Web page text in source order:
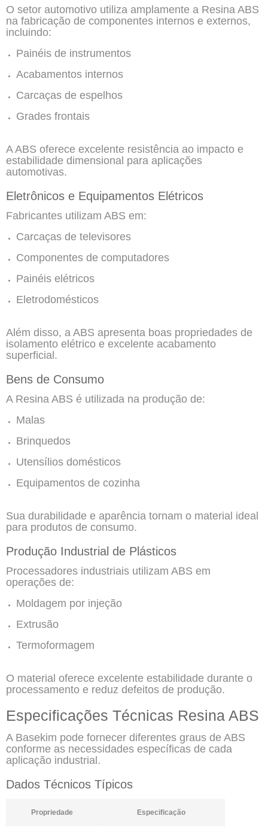
O setor automotivo utiliza amplamente a Resina ABS
na fabricação de componentes internos e externos,
incluindo:
Painéis de instrumentos
Acabamentos internos
Carcaças de espelhos
Grades frontais
A ABS oferece excelente resistência ao impacto e
estabilidade dimensional para aplicações
automotivas.
Eletrônicos e Equipamentos Elétricos
Fabricantes utilizam ABS em:
Carcaças de televisores
Componentes de computadores
Painéis elétricos
Eletrodomésticos
Além disso, a ABS apresenta boas propriedades de
isolamento elétrico e excelente acabamento
superficial.
Bens de Consumo
A Resina ABS é utilizada na produção de:
Malas
Brinquedos
Utensílios domésticos
Equipamentos de cozinha
Sua durabilidade e aparência tornam o material ideal
para produtos de consumo.
Produção Industrial de Plásticos
Processadores industriais utilizam ABS em
operações de:
Moldagem por injeção
Extrusão
Termoformagem
O material oferece excelente estabilidade durante o
processamento e reduz defeitos de produção.
Especificações Técnicas Resina ABS
A Basekim pode fornecer diferentes graus de ABS
conforme as necessidades específicas de cada
aplicação industrial.
Dados Técnicos Típicos
Propriedade Especificação